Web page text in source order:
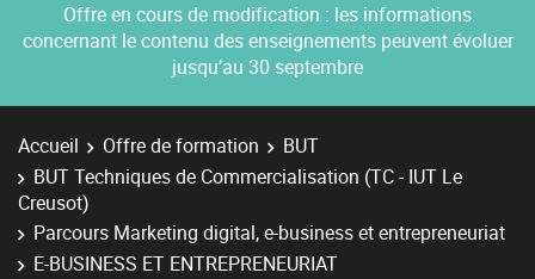
Offre en cours de modification : les informations
concernant le contenu des enseignements peuvent évoluer
jusqu’au 30 septembre
Accueil Offre de formation
BUT
BUT Techniques de Commercialisation (TC - IUT Le
Creusot)
Parcours Marketing digital, e-business et entrepreneuriat
E-BUSINESS ET ENTREPRENEURIAT